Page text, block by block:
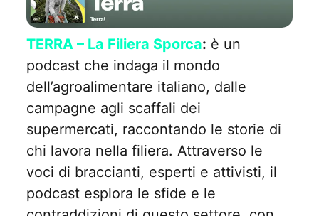
TERRA – La Filiera Sporca: è un
podcast che indaga il mondo
dell’agroalimentare italiano, dalle
campagne agli scaffali dei
supermercati, raccontando le storie di
chi lavora nella filiera. Attraverso le
voci di braccianti, esperti e attivisti, il
podcast esplora le sfide e le